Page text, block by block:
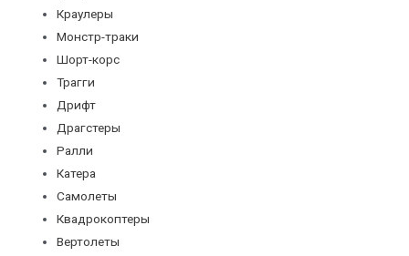
Краулеры
Монстр-траки
Шорт-корс
Трагги
Дрифт
Драгстеры
Ралли
Катера
Самолеты
Квадрокоптеры
Вертолеты